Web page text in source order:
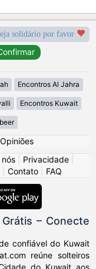
solidário por favor
Encontros Al Jahra
Encontros Kuwait
Opiniões
nós Privacidade
Contato FAQ
– Conecte
confiável do Kuwait
reúne solteiros
do Kuwait aos